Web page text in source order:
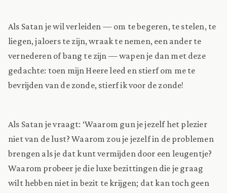
Als Satan je wil verleiden — om te begeren, te stelen, te
liegen, jaloers te zijn, wraak te nemen, een ander te
vernederen of bang te zijn — wapen je dan met deze
gedachte: toen mijn Heere leed en stierf om me te
bevrijden van de zonde, stierf ik voor de zonde!
Als Satan je vraagt: ‘Waarom gun je jezelf het plezier
niet van de lust? Waarom zou je jezelf in de problemen
brengen als je dat kunt vermijden door een leugentje?
Waarom probeer je die luxe bezittingen die je graag
wilt hebben niet in bezit te krijgen; dat kan toch geen